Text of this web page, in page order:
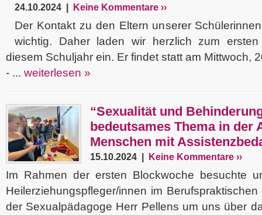
24.10.2024 | Keine Kommentare ››
Der Kontakt zu den Eltern unserer
wichtig. Daher laden wir herzlich zum ersten
diesem Schuljahr ein. Er findet statt am Mittwoch,
- ... weiterlesen »
“Sexualität und
bedeutsames Thema in der
Menschen mit
15.10.2024 | Keine Kommentare ››
Im Rahmen der ersten Blockwoche besuchte
Heilerziehungspfleger/innen im
der Sexualpädagoge Herr Pellens um uns über